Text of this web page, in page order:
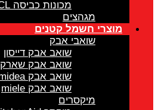
מכונות כביסה TCL
מגהצים
מוצרי חשמל קטנים
שואבי אבק
שואב אבק דייסון
שואב אבק שארק
שואב אבק midea
שואב אבק miele
מיקסרים